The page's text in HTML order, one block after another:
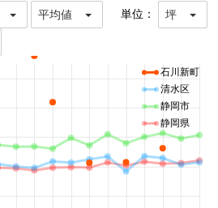
平均値 単位： 坪
石川新町
清水区
静岡市
静岡県